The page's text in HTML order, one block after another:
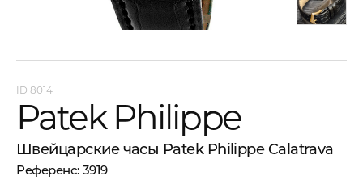
8014
Patek Philippe
Швейцарские часы Patek Philippe Calatrava
3919